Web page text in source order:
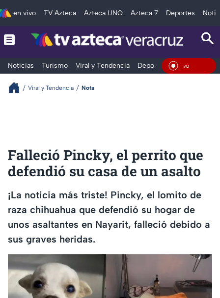
en vivo TV Azteca Azteca UNO Azteca 7 Deportes
Noticias Turismo Viral y Tendencia Deportes Espectáculos
En
Viral y Tendencia Nota
Falleció Pincky, el perrito que
defendió su casa de un asalto
¡La noticia más triste! Pincky, el lomito de
raza chihuahua que defendió su hogar de
unos asaltantes en Nayarit, falleció debido a
sus graves heridas.